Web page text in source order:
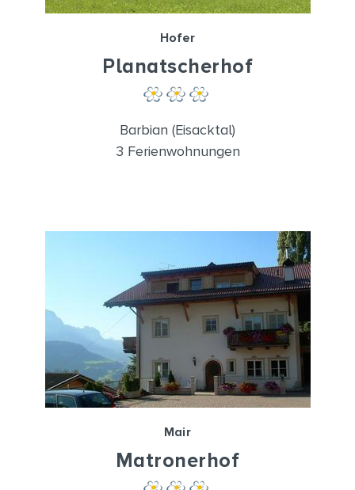
Hofer
Planatscherhof
Barbian (Eisacktal)
3 Ferienwohnungen
Mair
Matronerhof